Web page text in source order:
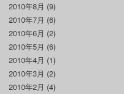
2010年8月 (9)
2010年7月 (6)
2010年6月 (2)
2010年5月 (6)
2010年4月 (1)
2010年3月 (2)
2010年2月 (4)